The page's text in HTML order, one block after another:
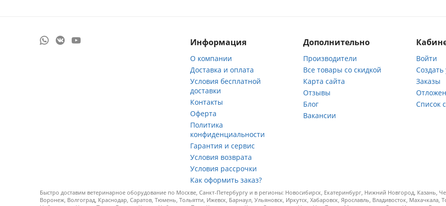
Информация
О компании
Доставка и оплата
Условия бесплатной
доставки
Контакты
Оферта
Политика
конфиденциальности
Гарантия и сервис
Условия возврата
Условия рассрочки
Как оформить заказ?
Дополнительно
Производители
Все товары со скидкой
Карта сайта
Отзывы
Блог
Вакансии
Войти
Заказы
Список
Быстро доставим ветеринарное оборудование по Москве, Санкт-Петербургу и в регионы: Новосибирск, Екатеринбург, Нижний Новгород, Казань,
Воронеж, Волгоград, Краснодар, Саратов, Тюмень, Тольятти, Ижевск, Барнаул, Ульяновск, Иркутск, Хабаровск, Ярославль, Владивосток,